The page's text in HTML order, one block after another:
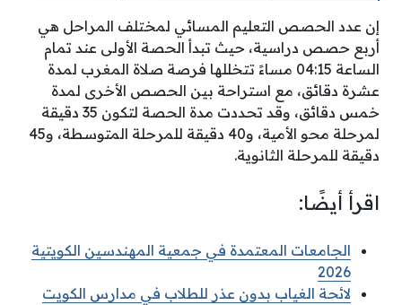
إن عدد الحصص التعليم المسائي لمختلف المراحل هي
أربع حصص دراسية، حيث تبدأ الحصة الأولى عند تمام
الساعة 04:15 مساءً تتخللها فرصة صلاة المغرب لمدة
عشرة دقائق، مع استراحة بين الحصص الأخرى لمدة
خمس دقائق، وقد تحددت مدة الحصة لتكون 35 دقيقة
لمرحلة محو الأمية، و40 دقيقة للمرحلة المتوسطة، و45
دقيقة للمرحلة الثانوية.
اقرأ أيضًا:
الجامعات المعتمدة في جمعية المهندسين الكويتية
2026
لائحة الغياب بدون عذر للطلاب في مدارس الكويت